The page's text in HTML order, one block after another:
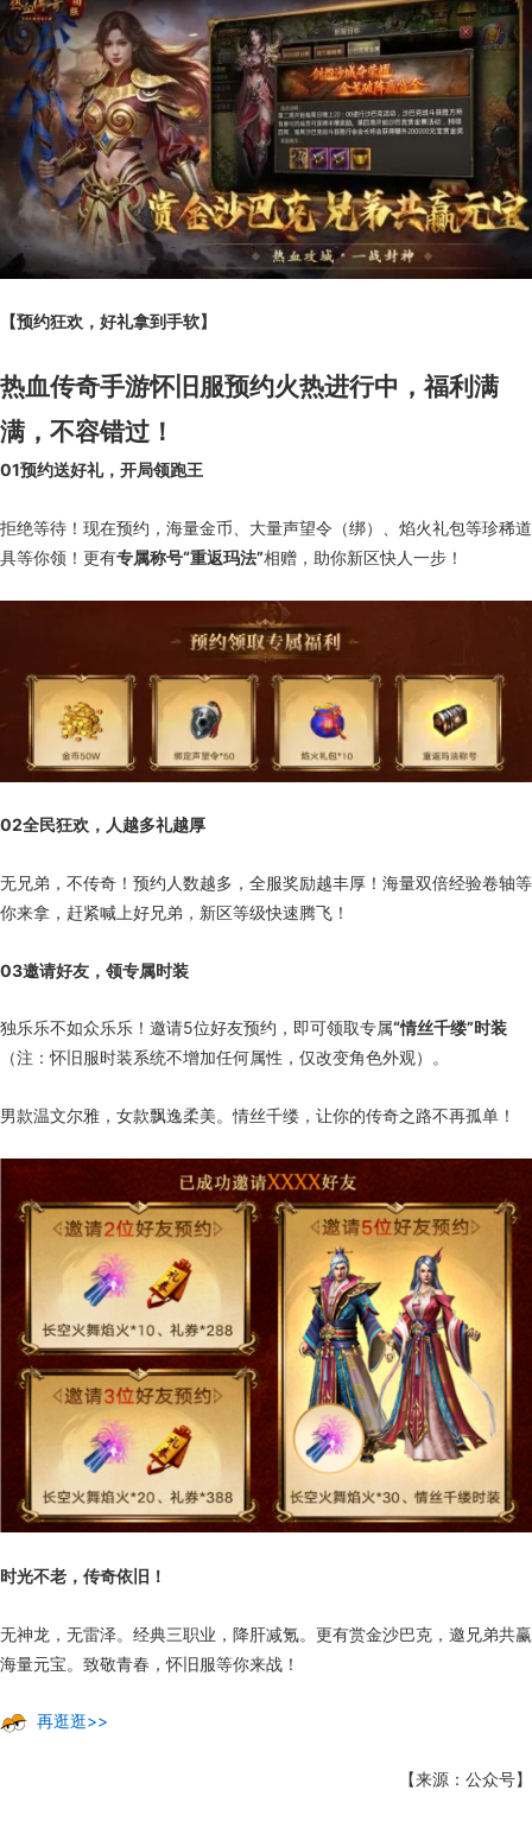
【预约狂欢，好礼拿到手软】
热血传奇手游怀旧服预约火热进行中，福利满
满，不容错过！
01预约送好礼，开局领跑王
拒绝等待！现在预约，海量金币、大量声望令（绑）、焰火礼包等珍稀道
具等你领！更有专属称号“重返玛法”相赠，助你新区快人一步！
02全民狂欢，人越多礼越厚
无兄弟，不传奇！预约人数越多，全服奖励越丰厚！海量双倍经验卷轴等
你来拿，赶紧喊上好兄弟，新区等级快速腾飞！
03邀请好友，领专属时装
独乐乐不如众乐乐！邀请5位好友预约，即可领取专属“情丝千缕”时装
（注：怀旧服时装系统不增加任何属性，仅改变角色外观）。
男款温文尔雅，女款飘逸柔美。情丝千缕，让你的传奇之路不再孤单！
时光不老，传奇依旧！
无神龙，无雷泽。经典三职业，降肝减氪。更有赏金沙巴克，邀兄弟共赢
海量元宝。致敬青春，怀旧服等你来战！
再逛逛>>
【来源：公众号】